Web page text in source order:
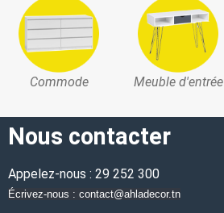
Commode Meuble d'entrée
Nous contacter
Appelez-nous : 29 252 300
Écrivez-nous : contact@ahladecor.tn